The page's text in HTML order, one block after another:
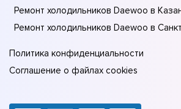
Ремонт холодильников Daewoo в
Ремонт холодильников Daewoo в
Политика конфиденциальности
Соглашение о файлах cookies